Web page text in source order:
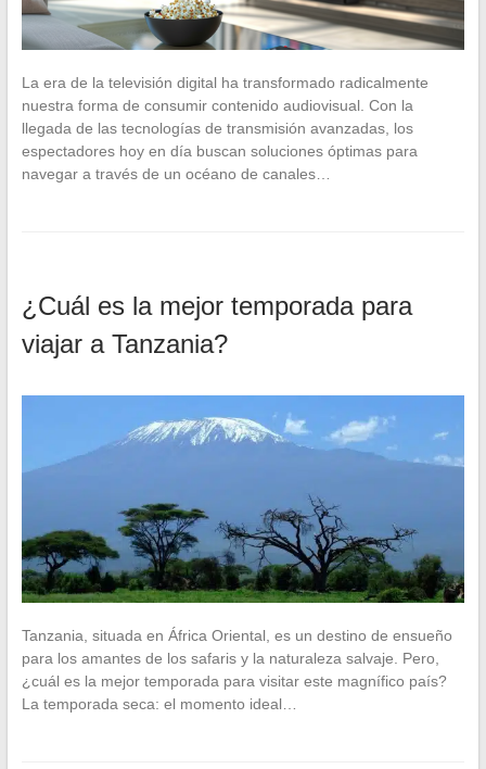
La era de la televisión digital ha transformado radicalmente
nuestra forma de consumir contenido audiovisual. Con la
llegada de las tecnologías de transmisión avanzadas, los
espectadores hoy en día buscan soluciones óptimas para
navegar a través de un océano de canales…
¿Cuál es la mejor temporada para
viajar a Tanzania?
Tanzania, situada en África Oriental, es un destino de ensueño
para los amantes de los safaris y la naturaleza salvaje. Pero,
¿cuál es la mejor temporada para visitar este magnífico país?
La temporada seca: el momento ideal…